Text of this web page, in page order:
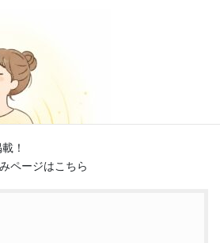
タオル、飲み物
！
ページはこちら